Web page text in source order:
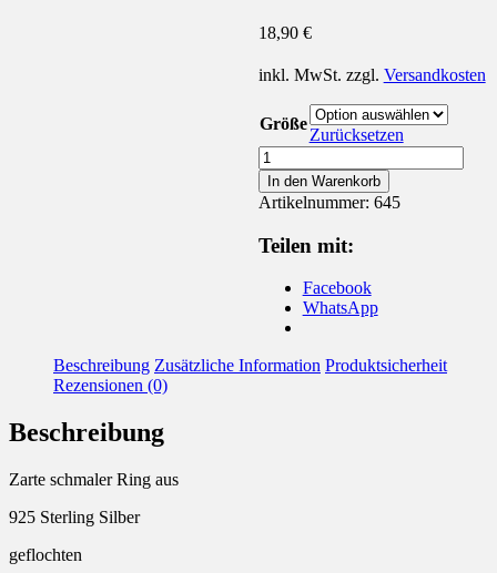
18,90 €
inkl. MwSt. zzgl. Versandkosten
Größe
Zurücksetzen
Ring
925
Silber
geflochten
Menge
In den Warenkorb
Artikelnummer: 645
Teilen mit:
Facebook
WhatsApp
Beschreibung Zusätzliche Information Produktsicherheit
Rezensionen (0)
Beschreibung
Zarte schmaler Ring aus
925 Sterling Silber
geflochten